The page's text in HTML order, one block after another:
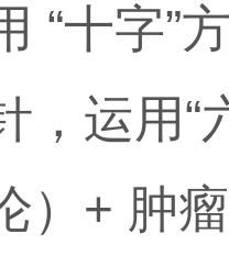
“十字”
，运用“
）+ 肿